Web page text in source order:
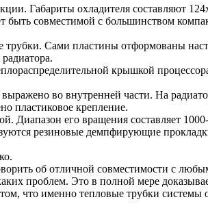
Габариты охладителя составляют
совместимой с большинством
Сами пластины отформованы
крышкой
во внутренней части. На
пластиковое крепление.
Диапазон его вращения составляет
резиновые демпфирующие
об отличной совместимости с
проблем. Это в полной мере
что именно тепловые трубки